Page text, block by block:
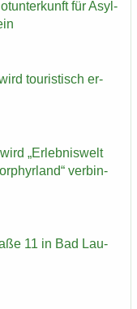
für Asyl­
tou­ris­tisch er­
„Er­leb­nis­welt
ver­bin­
11 in Bad Lau­